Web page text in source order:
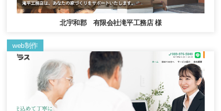
北宇和郡 有限会社滝平工務店 様
web制作